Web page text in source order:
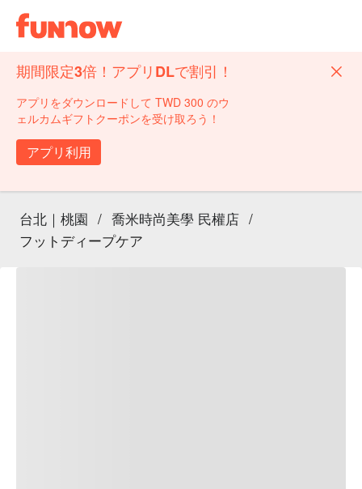
期間限定3倍！アプリDLで割引！
アプリをダウンロードして TWD 300 のウ
ェルカムギフトクーポンを受け取ろう！
アプリ利用
台北｜桃園 / 喬米時尚美學 民權店 /
フットディープケア